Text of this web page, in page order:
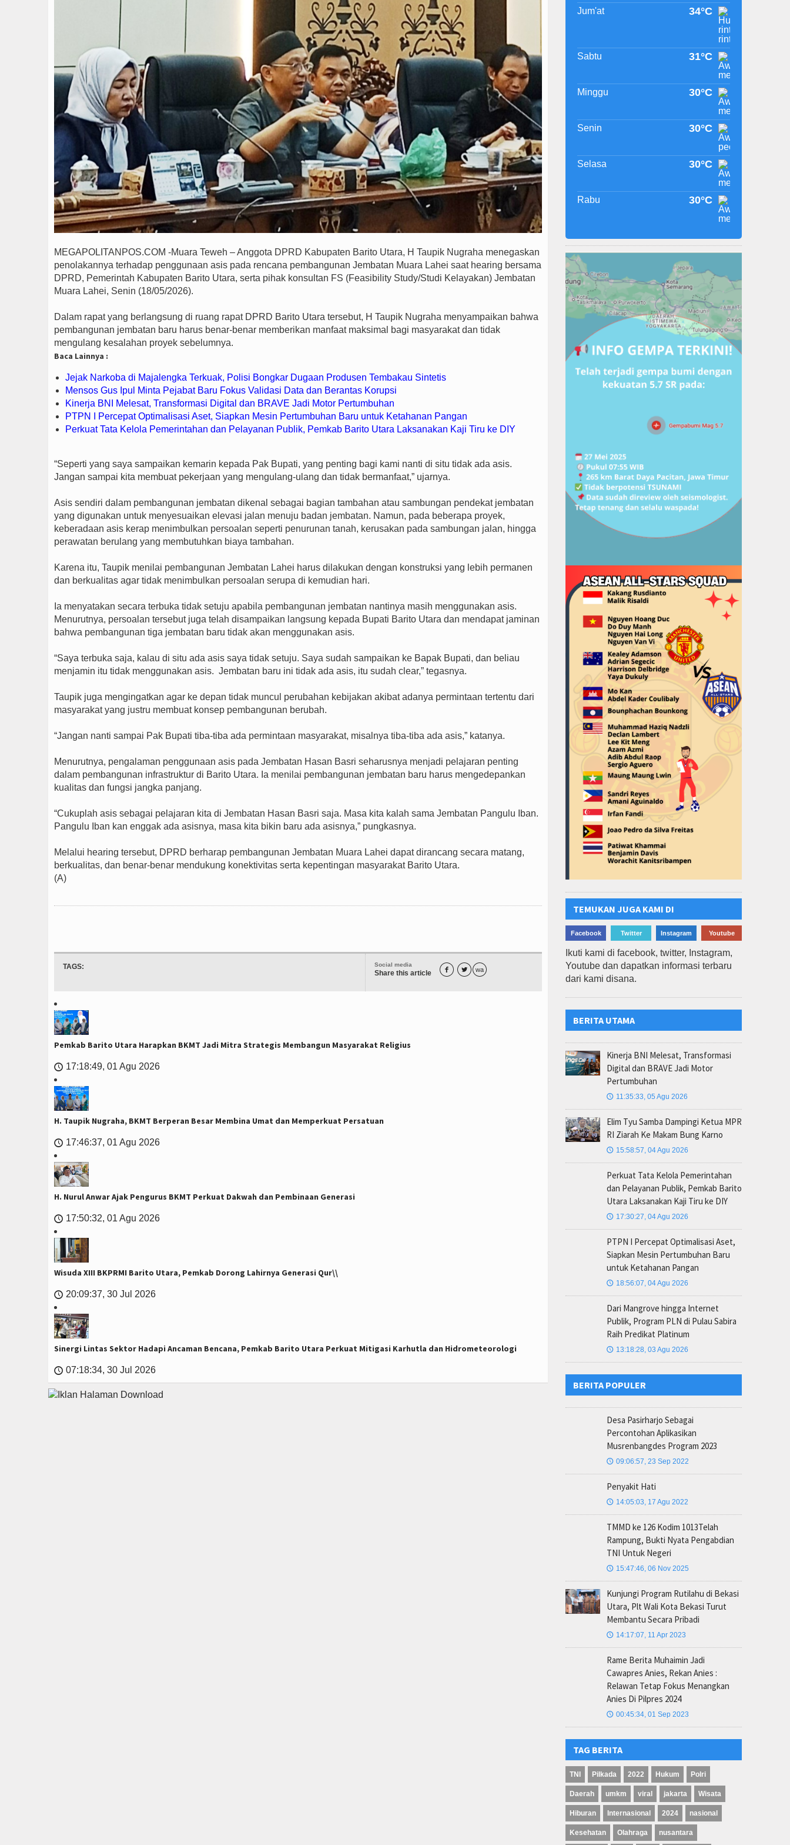
MEGAPOLITANPOS.COM -Muara Teweh – Anggota DPRD Kabupaten Barito Utara, H Taupik Nugraha menegaskan
penolakannya terhadap penggunaan asis pada rencana pembangunan Jembatan Muara Lahei saat hearing bersama
DPRD, Pemerintah Kabupaten Barito Utara, serta pihak konsultan FS (Feasibility Study/Studi Kelayakan) Jembatan
Muara Lahei, Senin (18/05/2026).
Dalam rapat yang berlangsung di ruang rapat DPRD Barito Utara tersebut, H Taupik Nugraha menyampaikan bahwa
pembangunan jembatan baru harus benar-benar memberikan manfaat maksimal bagi masyarakat dan tidak
mengulang kesalahan proyek sebelumnya.
Baca Lainnya :
Jejak Narkoba di Majalengka Terkuak, Polisi Bongkar Dugaan Produsen Tembakau Sintetis
Mensos Gus Ipul Minta Pejabat Baru Fokus Validasi Data dan Berantas Korupsi
Kinerja BNI Melesat, Transformasi Digital dan BRAVE Jadi Motor Pertumbuhan
PTPN I Percepat Optimalisasi Aset, Siapkan Mesin Pertumbuhan Baru untuk Ketahanan Pangan
Perkuat Tata Kelola Pemerintahan dan Pelayanan Publik, Pemkab Barito Utara Laksanakan Kaji Tiru ke DIY
“Seperti yang saya sampaikan kemarin kepada Pak Bupati, yang penting bagi kami nanti di situ tidak ada asis.
Jangan sampai kita membuat pekerjaan yang mengulang-ulang dan tidak bermanfaat,” ujarnya.
Asis sendiri dalam pembangunan jembatan dikenal sebagai bagian tambahan atau sambungan pendekat jembatan
yang digunakan untuk menyesuaikan elevasi jalan menuju badan jembatan. Namun, pada beberapa proyek,
keberadaan asis kerap menimbulkan persoalan seperti penurunan tanah, kerusakan pada sambungan jalan, hingga
perawatan berulang yang membutuhkan biaya tambahan.
Karena itu, Taupik menilai pembangunan Jembatan Lahei harus dilakukan dengan konstruksi yang lebih permanen
dan berkualitas agar tidak menimbulkan persoalan serupa di kemudian hari.
Ia menyatakan secara terbuka tidak setuju apabila pembangunan jembatan nantinya masih menggunakan asis.
Menurutnya, persoalan tersebut juga telah disampaikan langsung kepada Bupati Barito Utara dan mendapat jaminan
bahwa pembangunan tiga jembatan baru tidak akan menggunakan asis.
“Saya terbuka saja, kalau di situ ada asis saya tidak setuju. Saya sudah sampaikan ke Bapak Bupati, dan beliau
menjamin itu tidak menggunakan asis. Jembatan baru ini tidak ada asis, itu sudah clear,” tegasnya.
Taupik juga mengingatkan agar ke depan tidak muncul perubahan kebijakan akibat adanya permintaan tertentu dari
masyarakat yang justru membuat konsep pembangunan berubah.
“Jangan nanti sampai Pak Bupati tiba-tiba ada permintaan masyarakat, misalnya tiba-tiba ada asis,” katanya.
Menurutnya, pengalaman penggunaan asis pada Jembatan Hasan Basri seharusnya menjadi pelajaran penting
dalam pembangunan infrastruktur di Barito Utara. Ia menilai pembangunan jembatan baru harus mengedepankan
kualitas dan fungsi jangka panjang.
“Cukuplah asis sebagai pelajaran kita di Jembatan Hasan Basri saja. Masa kita kalah sama Jembatan Pangulu Iban.
Pangulu Iban kan enggak ada asisnya, masa kita bikin baru ada asisnya,” pungkasnya.
Melalui hearing tersebut, DPRD berharap pembangunan Jembatan Muara Lahei dapat dirancang secara matang,
berkualitas, dan benar-benar mendukung konektivitas serta kepentingan masyarakat Barito Utara.
(A)
Social media
Share this article   wa
TAGS:
Pemkab Barito Utara Harapkan BKMT Jadi Mitra Strategis Membangun Masyarakat Religius
🕔 17:18:49, 01 Agu 2026
H. Taupik Nugraha, BKMT Berperan Besar Membina Umat dan Memperkuat Persatuan
🕔 17:46:37, 01 Agu 2026
H. Nurul Anwar Ajak Pengurus BKMT Perkuat Dakwah dan Pembinaan Generasi
🕔 17:50:32, 01 Agu 2026
Wisuda XIII BKPRMI Barito Utara, Pemkab Dorong Lahirnya Generasi Qur\\
🕔 20:09:37, 30 Jul 2026
Sinergi Lintas Sektor Hadapi Ancaman Bencana, Pemkab Barito Utara Perkuat Mitigasi Karhutla dan Hidrometeorologi
🕔 07:18:34, 30 Jul 2026
Jum'at 34°C
Sabtu 31°C
Minggu 30°C
Senin 30°C
Selasa 30°C
Rabu 30°C
TEMUKAN JUGA KAMI DI
Facebook Twitter Instagram Youtube
Ikuti kami di facebook, twitter, Instagram,
Youtube dan dapatkan informasi terbaru
dari kami disana.
BERITA UTAMA
Kinerja BNI Melesat, Transformasi
Digital dan BRAVE Jadi Motor
Pertumbuhan
🕔 11:35:33, 05 Agu 2026
Elim Tyu Samba Dampingi Ketua MPR
RI Ziarah Ke Makam Bung Karno
🕔 15:58:57, 04 Agu 2026
Perkuat Tata Kelola Pemerintahan
dan Pelayanan Publik, Pemkab Barito
Utara Laksanakan Kaji Tiru ke DIY
🕔 17:30:27, 04 Agu 2026
PTPN I Percepat Optimalisasi Aset,
Siapkan Mesin Pertumbuhan Baru
untuk Ketahanan Pangan
🕔 18:56:07, 04 Agu 2026
Dari Mangrove hingga Internet
Publik, Program PLN di Pulau Sabira
Raih Predikat Platinum
🕔 13:18:28, 03 Agu 2026
BERITA POPULER
Desa Pasirharjo Sebagai
Percontohan Aplikasikan
Musrenbangdes Program 2023
🕔 09:06:57, 23 Sep 2022
Penyakit Hati
🕔 14:05:03, 17 Agu 2022
TMMD ke 126 Kodim 1013Telah
Rampung, Bukti Nyata Pengabdian
TNI Untuk Negeri
🕔 15:47:46, 06 Nov 2025
Kunjungi Program Rutilahu di Bekasi
Utara, Plt Wali Kota Bekasi Turut
Membantu Secara Pribadi
🕔 14:17:07, 11 Apr 2023
Rame Berita Muhaimin Jadi
Cawapres Anies, Rekan Anies :
Relawan Tetap Fokus Menangkan
Anies Di Pilpres 2024
🕔 00:45:34, 01 Sep 2023
TAG BERITA
TNI Pilkada 2022 Hukum Polri
Daerah umkm viral jakarta Wisata
Hiburan Internasional 2024 nasional
Kesehatan Olahraga nusantara